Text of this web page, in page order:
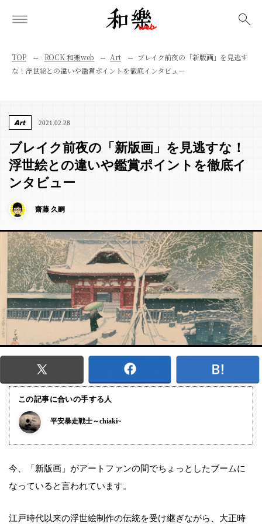
TOP ROCK 和樂web Art
ブレイク前夜の「新版画」を見逃す
な！浮世絵との違いや鑑賞ポイントを徹底インタビュー
Art 2021.02.28
ブレイク前夜の「新版画」を見逃すな！
浮世絵との違いや鑑賞ポイントを徹底イ
ンタビュー
齋藤 久嗣
この記事に合いの手する人
平安暴走戦士～chiaki~
今、「新版画」がアートファンの間でちょっとしたブームに
なっていると言われています。
江戸時代以来の浮世絵制作の伝統を受け継ぎながら、大正時